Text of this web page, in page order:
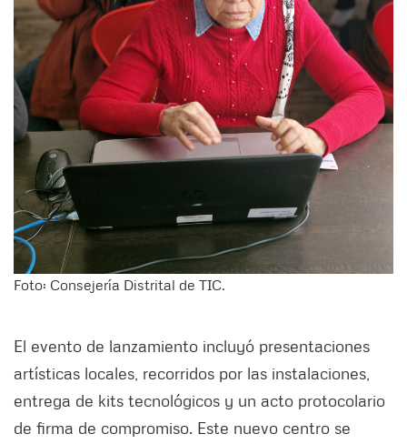
Foto: Consejería Distrital de TIC.
El evento de lanzamiento incluyó presentaciones
artísticas locales, recorridos por las instalaciones,
entrega de kits tecnológicos y un acto protocolario
de firma de compromiso. Este nuevo centro se